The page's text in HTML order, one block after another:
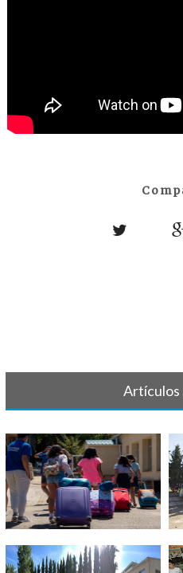
Artículos
SEGUNDO TURNO 2020 - DÍA
1